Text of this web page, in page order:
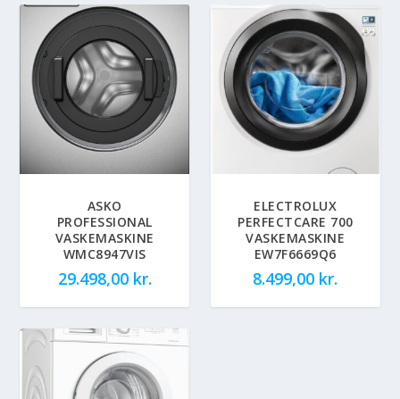
ASKO
PROFESSIONAL
VASKEMASKINE
WMC8947VIS
29.498,00 kr.
ELECTROLUX
PERFECTCARE 700
VASKEMASKINE
EW7F6669Q6
8.499,00 kr.